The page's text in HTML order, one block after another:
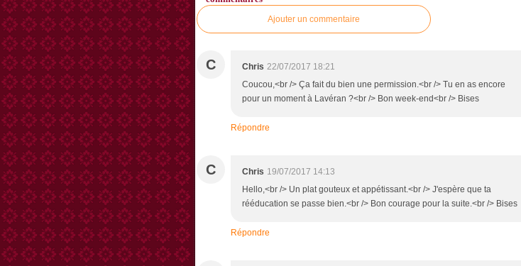
Ajouter un commentaire
C Chris 22/07/2017 18:21
Coucou,<br /> Ça fait du bien une permission.<br /> Tu en as encore
pour un moment à Lavéran ?<br /> Bon week-end<br /> Bises
Répondre
C Chris 19/07/2017 14:13
Hello,<br /> Un plat gouteux et appétissant.<br /> J'espère que ta
rééducation se passe bien.<br /> Bon courage pour la suite.<br /> Bises
Répondre